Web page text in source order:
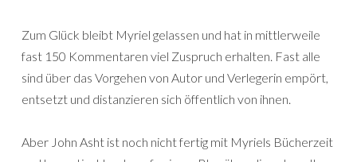
Zum Glück bleibt Myriel gelassen und hat in mittlerweile
fast 150 Kommentaren viel Zuspruch erhalten. Fast alle
sind über das Vorgehen von Autor und Verlegerin empört,
entsetzt und distanzieren sich öffentlich von ihnen.
Aber John Asht ist noch nicht fertig mit Myriels Bücherzeit